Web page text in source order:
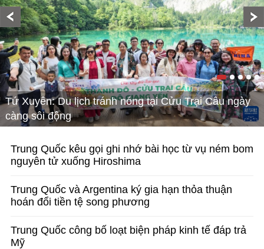
Tứ Xuyên: Du lịch tránh nóng tại Cửu Trại Câu ngày
càng sôi động
Trung Quốc kêu gọi ghi nhớ bài học từ vụ ném bom
nguyên tử xuống Hiroshima
Trung Quốc và Argentina ký gia hạn thỏa thuận
hoán đổi tiền tệ song phương
Trung Quốc công bố loạt biện pháp kinh tế đáp trả
Mỹ